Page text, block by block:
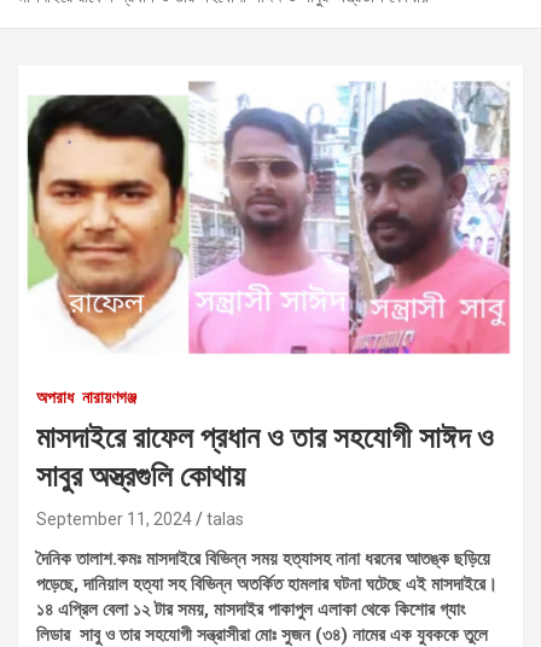
অপরাধ নারায়ণগঞ্জ
মাসদাইরে রাফেল প্রধান ও তার সহযোগী সাঈদ ও
সাবুর অস্ত্রগুলি কোথায়
September 11, 2024 talas
দৈনিক তালাশ.কমঃ মাসদাইরে বিভিন্ন সময় হত্যাসহ নানা ধরনের আতঙ্ক ছড়িয়ে
পড়েছে, দানিয়াল হত্যা সহ বিভিন্ন অতর্কিত হামলার ঘটনা ঘটেছে এই মাসদাইরে।
১৪ এপ্রিল বেলা ১২ টার সময়, মাসদাইর পাকাপুল এলাকা থেকে কিশোর গ্যাং
লিডার সাবু ও তার সহযোগী সন্ত্রাসীরা মোঃ সুজন (৩৪) নামের এক যুবককে তুলে